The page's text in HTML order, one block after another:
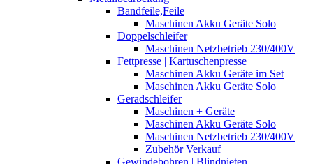
Bandfeile,Feile
Maschinen Akku Geräte Solo
Doppelschleifer
Maschinen Netzbetrieb 230/400V
Fettpresse | Kartuschenpresse
Maschinen Akku Geräte im Set
Maschinen Akku Geräte Solo
Geradschleifer
Maschinen + Geräte
Maschinen Akku Geräte Solo
Maschinen Netzbetrieb 230/400V
Zubehör Verkauf
Gewindebohren | Blindnieten